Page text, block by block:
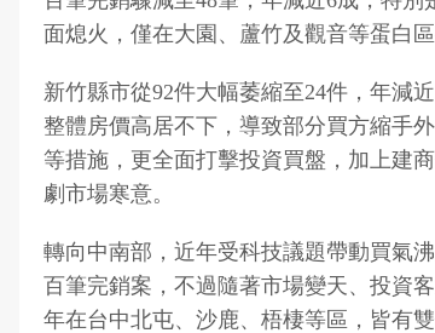
面熄火，僅在大園、蘆竹及觀音等蛋白區
新竹縣市從92件大幅萎縮至24件，年減
整體房價高居不下，導致部分買方縮手
等措施，更全面打擊投資買盤，加上建
劇市場寒意。
轉向中南部，近年受科技議題帶動買氣
百筆完銷案，不過隨著市場變天、投資
年在台中北屯、沙鹿、梧棲等區，皆有